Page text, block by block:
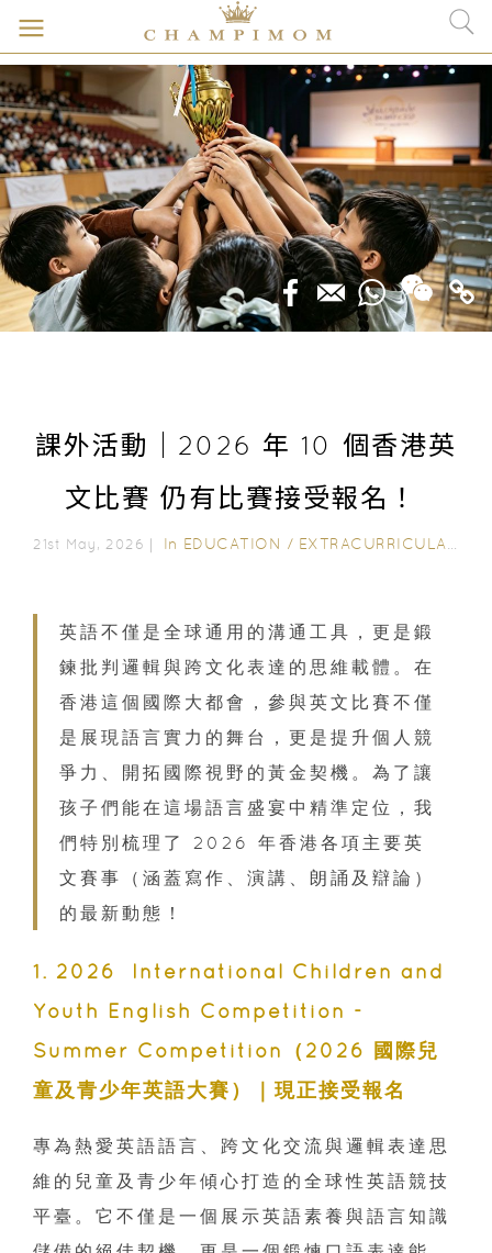
課外活動｜2026 年 10 個香港英
文比賽 仍有比賽接受報名！
21st May, 2026｜ In EDUCATION / EXTRACURRICULAR ACTIVITIES
英語不僅是全球通用的溝通工具，更是鍛
鍊批判邏輯與跨文化表達的思維載體。在
香港這個國際大都會，參與英文比賽不僅
是展現語言實力的舞台，更是提升個人競
爭力、開拓國際視野的黃金契機。為了讓
孩子們能在這場語言盛宴中精準定位，我
們特別梳理了 2026 年香港各項主要英
文賽事（涵蓋寫作、演講、朗誦及辯論）
的最新動態！
1. 2026 International Children and
Youth English Competition -
Summer Competition（2026 國際兒
童及青少年英語大賽）｜現正接受報名
專為熱愛英語語言、跨文化交流與邏輯表達思
維的兒童及青少年傾心打造的全球性英語競技
平臺。它不僅是一個展示英語素養與語言知識